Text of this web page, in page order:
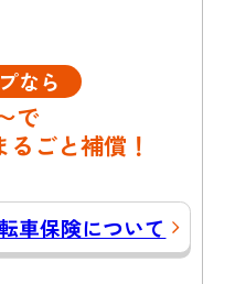
なら
で
ごと補償！
車保険について